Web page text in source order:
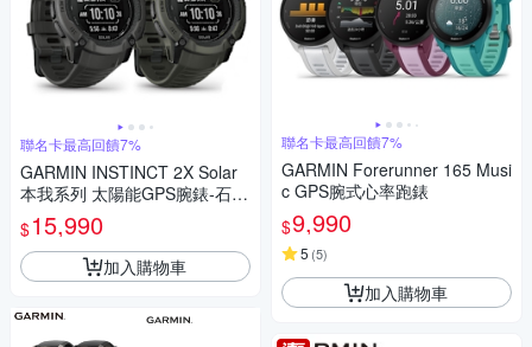
聯名卡最高回饋7%
GARMIN INSTINCT 2X Solar
本我系列 太陽能GPS腕錶-石墨
黑/松石綠
$15,990
加入購物車
聯名卡最高回饋7%
GARMIN Forerunner 165 Musi
c GPS腕式心率跑錶
$9,990
5 (5)
加入購物車